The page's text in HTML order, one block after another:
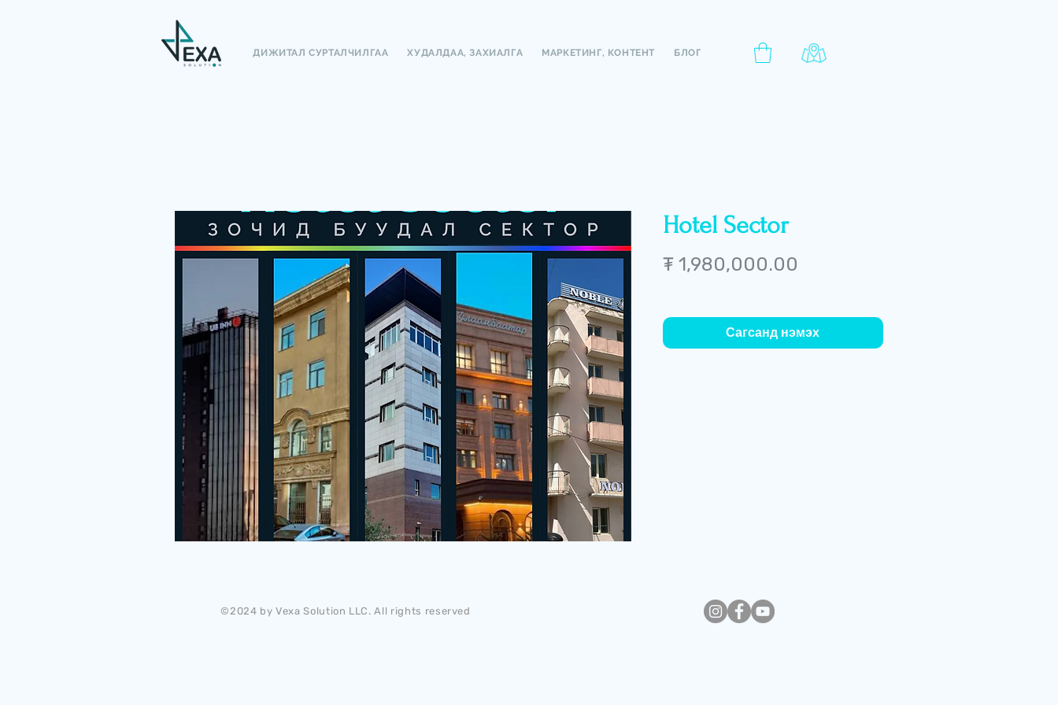
ДИЖИТАЛ СУРТАЛЧИЛГАА ХУДАЛДАА, ЗАХИАЛГА МАРКЕТИНГ, КОНТЕНТ БЛОГ
Hotel Sector
₮ 1,980,000.00
Сагсанд нэмэх
©2024 by Vexa Solution LLC. All rights reserved